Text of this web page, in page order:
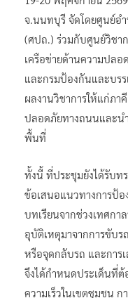
จ.นนทบุรี จัดโดยศูนย์อ
(ศปถ.) ร่วมกับศูนย์วิชา
เครือข่ายด้านความปล
และกรมป้องกันและบรร
ผลงานวิชาการให้แก่ภา
ปลอดภัยทางถนนและน
พื้นที่
ทั้งนี้ ที่ประชุมยังได้รับท
ข้อเสนอแนวทางการป้
บทเรียนจากช่วงเทศกา
อุบัติเหตุมาจากการขับร
หรือจุดกลับรถ และการ
จึงได้กำหนดประเด็นที่ต้
ความเร็วในเขตชุมชน